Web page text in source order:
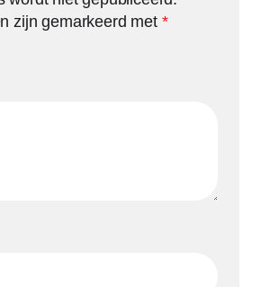
zijn gemarkeerd met *